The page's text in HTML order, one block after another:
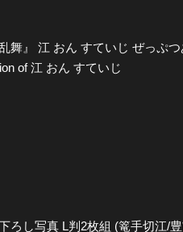
舞』 江 おん すていじ ぜっぷつ
of 江 おん すていじ
ろし写真 L判2枚組 (篭手切江/